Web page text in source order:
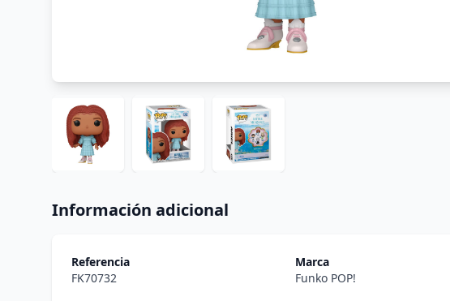
Información adicional
Referencia
FK70732
Marca
Funko POP!